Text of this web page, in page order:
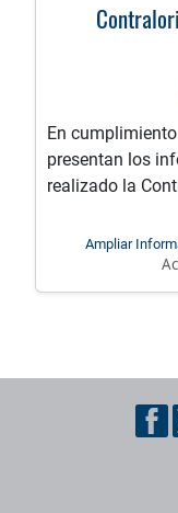
En
presentan los
realizado la
Ampliar
Pie de página con